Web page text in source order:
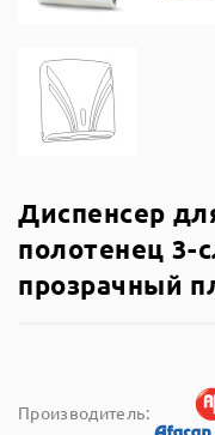
Диспенсер
полотенец 3-
прозрачный
Производитель: